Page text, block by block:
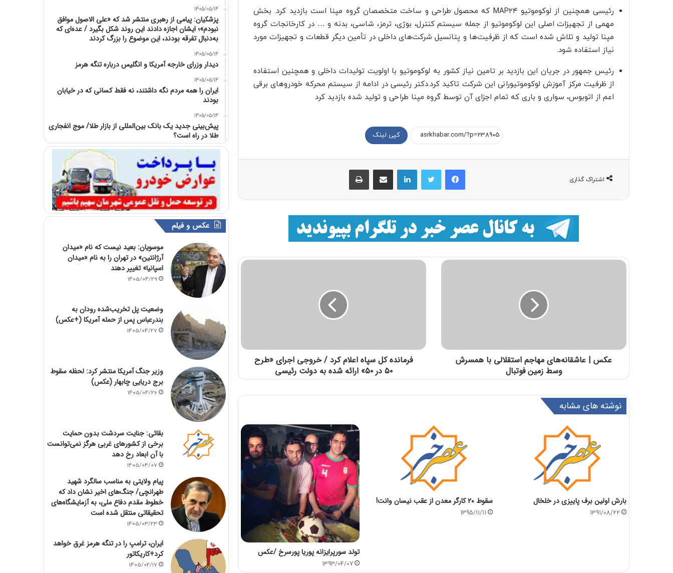
رئیسی همچنین از لوکوموتیو MAP۲۴ که محصول طراحی و ساخت متخصصان گروه مپنا است بازدید کرد. بخش
مهمی از تجهیزات اصلی این لوکوموتیو از جمله سیستم کنترل، بوژی، ترمز، شاسی، بدنه و … در کارخانجات گروه
مپنا تولید و تلاش شده است که از ظرفیت‌ها و پتانسیل شرکت‌های داخلی در تأمین دیگر قطعات و تجهیزات مورد
نیاز استفاده شود.
رئیس جمهور در جریان این بازدید بر تامین نیاز کشور به لوکوموتیو با اولویت تولیدات داخلی و همچنین استفاده
از ظرفیت مرکز آموزش لوکوموتیورانی این شرکت تاکید کرد.دکتر رئیسی در ادامه از سیستم محرکه خودروهای برقی
اعم از اتوبوس، سواری و باری که تمام اجزای آن توسط گروه مپنا طراحی و تولید شده بازدید کرد
کپی لینک
اشتراک گذاری
فیسبوک لینکداین
عکس | عاشقانه‌های مهاجم استقلالی با همسرش
وسط زمین فوتبال
فرمانده کل سپاه اعلام کرد / خروجی اجرای «طرح
۵۰ در ۵۰» ارائه شده به دولت رئیسی
نوشته های مشابه
بارش اولین برف پاییزی در خلخال
1391/08/22
سقوط ۲۰ کارگر معدن از عقب نیسان وانت!
1395/11/11
تولد سورپرایزانه پوریا پورسرخ /عکس
1393/04/07
1405/05/14
پزشکیان: پیامی از رهبری منتشر شد که «علی الاصول موافق
نبودم»؛ ایشان اجازه دادند این روند شکل بگیرد / عده‌ای که
به‌دنبال تفرقه بودند، این موضوع را بزرگ کردند
1405/05/14
دیدار وزرای خارجه آمریکا و انگلیس درباره تنگه هرمز
1405/05/14
ایران را همه مردم نگه داشتند، نه فقط کسانی که در خیابان
بودند
1405/05/14
پیش‌بینی جدید یک بانک بین‌المللی از بازار طلا/ موج انفجاری
طلا در راه است؟
عکس و فیلم
موسویان: بعید نیست که نام «میدان
آرژانتین» در تهران را به نام «میدان
اسپانیا» تغییر دهند
1405/04/29
وضعیت پل تخریب‌شده رودان به
بندرعباس پس از حمله آمریکا (+عکس)
1405/04/27
وزیر جنگ آمریکا منتشر کرد: لحظه سقوط
برج دریایی چابهار (عکس)
1405/04/26
بقائی: جنایت سردشت بدون حمایت
برخی از کشورهای غربی هرگز نمی‌توانست
با آن ابعاد رخ دهد
1405/04/07
پیام ولایتی به مناسب سالگرد شهید
طهرانچی/ جنگ‌های اخیر نشان داد که
خطوط مقدم دفاع ملی، به آزمایشگاه‌های
تحقیقاتی منتقل شده است
1405/03/23
ایران، ترامپ را در تنگه هرمز غرق خواهد
کرد+کاریکاتور
1405/02/17